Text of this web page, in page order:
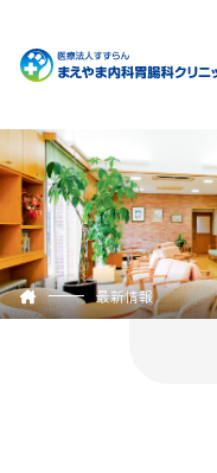
最新情報